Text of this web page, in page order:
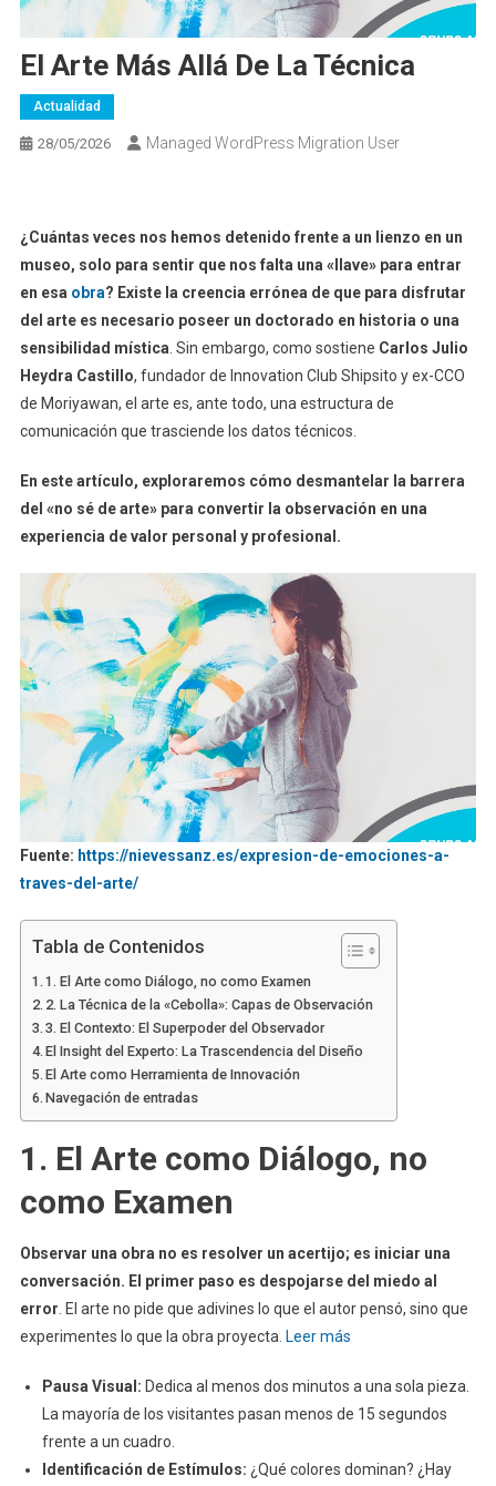
El Arte Más Allá De La Técnica
Actualidad
28/05/2026 Managed WordPress Migration User
¿Cuántas veces nos hemos detenido frente a un lienzo en un
museo, solo para sentir que nos falta una «llave» para entrar
en esa obra? Existe la creencia errónea de que para disfrutar
del arte es necesario poseer un doctorado en historia o una
sensibilidad mística . Sin embargo, como sostiene Carlos Julio
Heydra Castillo, fundador de Innovation Club Shipsito y ex-CCO
de Moriyawan, el arte es, ante todo, una estructura de
comunicación que trasciende los datos técnicos.
En este artículo, exploraremos cómo desmantelar la barrera
del «no sé de arte» para convertir la observación en una
experiencia de valor personal y profesional.
Fuente: https://nievessanz.es/expresion-de-emociones-a-
traves-del-arte/
Tabla de Contenidos
1. El Arte como Diálogo, no como Examen
2. La Técnica de la «Cebolla»: Capas de Observación
3. El Contexto: El Superpoder del Observador
El Insight del Experto: La Trascendencia del Diseño
El Arte como Herramienta de Innovación
Navegación de entradas
1. El Arte como Diálogo, no
como Examen
Observar una obra no es resolver un acertijo; es iniciar una
conversación. El primer paso es despojarse del miedo al
error . El arte no pide que adivines lo que el autor pensó, sino que
experimentes lo que la obra proyecta . Leer más
Pausa Visual: Dedica al menos dos minutos a una sola pieza.
La mayoría de los visitantes pasan menos de 15 segundos
frente a un cuadro.
Identificación de Estímulos: ¿Qué colores dominan? ¿Hay